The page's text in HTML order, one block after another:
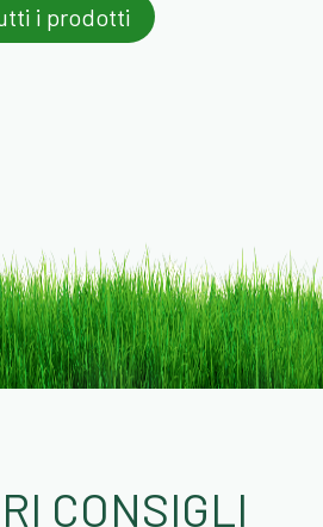
i prodotti
CONSIGLI